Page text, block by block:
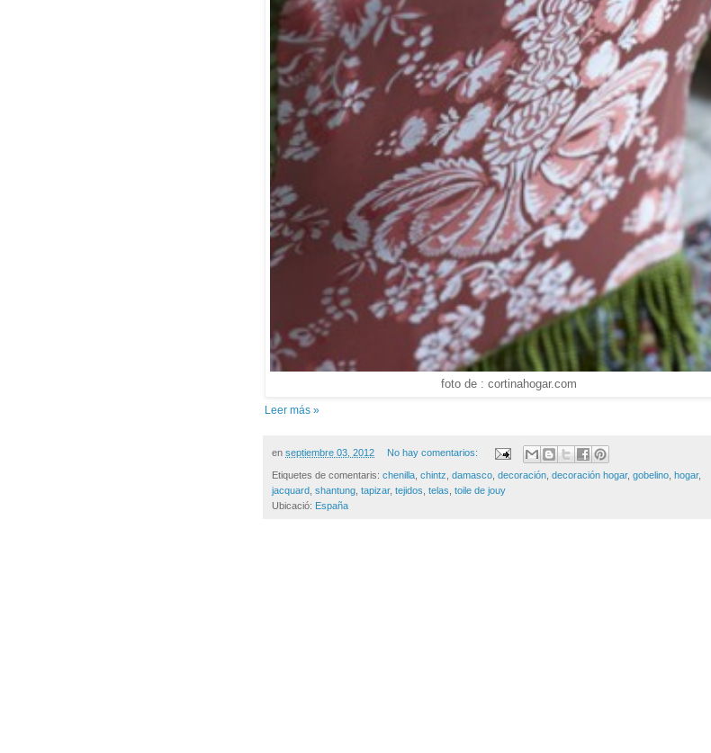
foto de : cortinahogar.com
Leer más »
en septiembre 03, 2012 No hay comentarios:
Etiquetes de comentaris: chenilla chintz damasco decoración decoración hogar, gobelino hogar,
jacquard shantung tapizar, tejidos telas toile de jouy
Ubicació: España